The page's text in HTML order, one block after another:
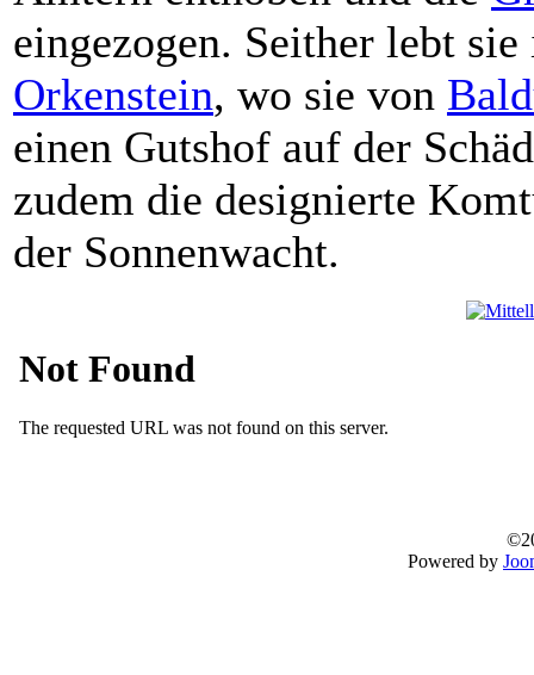
eingezogen. Seither lebt
Orkenstein, wo sie von
einen Gutshof auf der
zudem die designierte
der Sonnenwacht.
Powered by